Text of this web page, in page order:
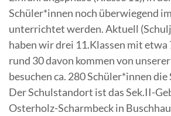
Schüler*innen noch überwiegend
unterrichtet werden. Aktuell
haben wir drei 11.Klassen mit etwa
rund 30 davon kommen von
besuchen ca. 280 Schüler*innen
Der Schulstandort ist das Sek.II-
Osterholz-Scharmbeck in